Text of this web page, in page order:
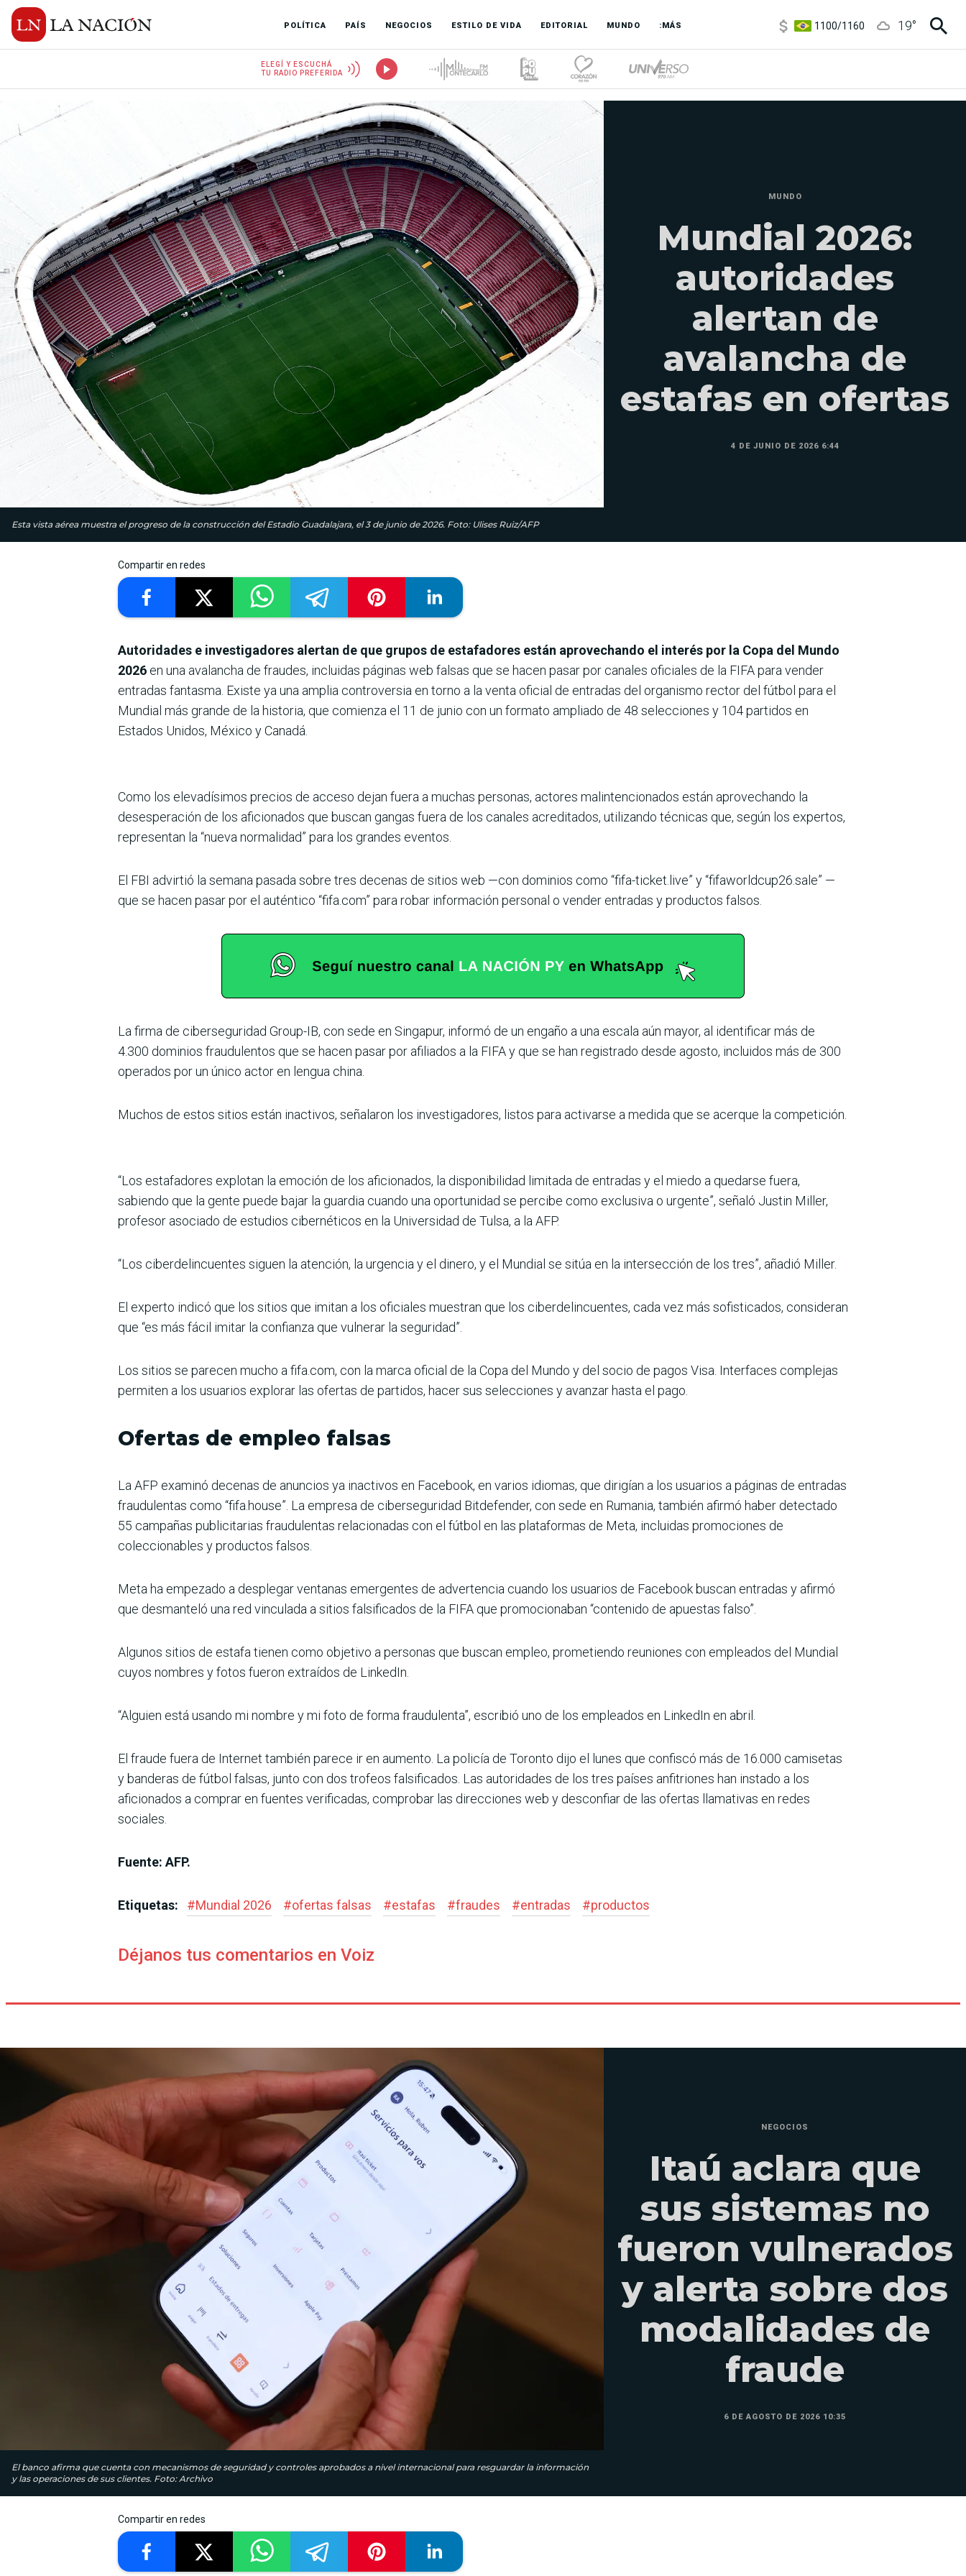
POLÍTICA PAÍS NEGOCIOS ESTILO DE VIDA EDITORIAL MUNDO :MÁS
3,8/4
6850/7200
19°
ELEGÍ Y ESCUCHÁ
TU RADIO PREFERIDA
Esta vista aérea muestra el progreso de la construcción del Estadio Guadalajara, el 3 de junio de 2026. Foto: Ulises Ruiz/AFP
MUNDO
Mundial 2026:
autoridades
alertan de
avalancha de
estafas en ofertas
4 DE JUNIO DE 2026 6:44
Compartir en redes
Autoridades e investigadores alertan de que grupos de estafadores están aprovechando el interés por la Copa del Mundo
2026 en una avalancha de fraudes, incluidas páginas web falsas que se hacen pasar por canales oficiales de la FIFA para vender
entradas fantasma. Existe ya una amplia controversia en torno a la venta oficial de entradas del organismo rector del fútbol para el
Mundial más grande de la historia, que comienza el 11 de junio con un formato ampliado de 48 selecciones y 104 partidos en
Estados Unidos, México y Canadá.
Como los elevadísimos precios de acceso dejan fuera a muchas personas, actores malintencionados están aprovechando la
desesperación de los aficionados que buscan gangas fuera de los canales acreditados, utilizando técnicas que, según los expertos,
representan la “nueva normalidad” para los grandes eventos.
El FBI advirtió la semana pasada sobre tres decenas de sitios web —con dominios como “fifa-ticket.live” y “fifaworldcup26.sale” —
que se hacen pasar por el auténtico “fifa.com” para robar información personal o vender entradas y productos falsos.
La firma de ciberseguridad Group-IB, con sede en Singapur, informó de un engaño a una escala aún mayor, al identificar más de
4.300 dominios fraudulentos que se hacen pasar por afiliados a la FIFA y que se han registrado desde agosto, incluidos más de 300
operados por un único actor en lengua china.
Muchos de estos sitios están inactivos, señalaron los investigadores, listos para activarse a medida que se acerque la competición.
“Los estafadores explotan la emoción de los aficionados, la disponibilidad limitada de entradas y el miedo a quedarse fuera,
sabiendo que la gente puede bajar la guardia cuando una oportunidad se percibe como exclusiva o urgente”, señaló Justin Miller,
profesor asociado de estudios cibernéticos en la Universidad de Tulsa, a la AFP.
“Los ciberdelincuentes siguen la atención, la urgencia y el dinero, y el Mundial se sitúa en la intersección de los tres”, añadió Miller.
El experto indicó que los sitios que imitan a los oficiales muestran que los ciberdelincuentes, cada vez más sofisticados, consideran
que “es más fácil imitar la confianza que vulnerar la seguridad”.
Los sitios se parecen mucho a fifa.com, con la marca oficial de la Copa del Mundo y del socio de pagos Visa. Interfaces complejas
permiten a los usuarios explorar las ofertas de partidos, hacer sus selecciones y avanzar hasta el pago.
Ofertas de empleo falsas
La AFP examinó decenas de anuncios ya inactivos en Facebook, en varios idiomas, que dirigían a los usuarios a páginas de entradas
fraudulentas como “fifa.house”. La empresa de ciberseguridad Bitdefender, con sede en Rumania, también afirmó haber detectado
55 campañas publicitarias fraudulentas relacionadas con el fútbol en las plataformas de Meta, incluidas promociones de
coleccionables y productos falsos.
Meta ha empezado a desplegar ventanas emergentes de advertencia cuando los usuarios de Facebook buscan entradas y afirmó
que desmanteló una red vinculada a sitios falsificados de la FIFA que promocionaban “contenido de apuestas falso”.
Algunos sitios de estafa tienen como objetivo a personas que buscan empleo, prometiendo reuniones con empleados del Mundial
cuyos nombres y fotos fueron extraídos de LinkedIn.
“Alguien está usando mi nombre y mi foto de forma fraudulenta”, escribió uno de los empleados en LinkedIn en abril.
El fraude fuera de Internet también parece ir en aumento. La policía de Toronto dijo el lunes que confiscó más de 16.000 camisetas
y banderas de fútbol falsas, junto con dos trofeos falsificados. Las autoridades de los tres países anfitriones han instado a los
aficionados a comprar en fuentes verificadas, comprobar las direcciones web y desconfiar de las ofertas llamativas en redes
sociales.
Fuente: AFP.
Etiquetas: #Mundial 2026 #ofertas falsas #estafas #fraudes #entradas #productos
Déjanos tus comentarios en Voiz
El banco afirma que cuenta con mecanismos de seguridad y controles aprobados a nivel internacional para resguardar la información
y las operaciones de sus clientes. Foto: Archivo
NEGOCIOS
Itaú aclara que
sus sistemas no
fueron vulnerados
y alerta sobre dos
modalidades de
fraude
6 DE AGOSTO DE 2026 10:35
Compartir en redes